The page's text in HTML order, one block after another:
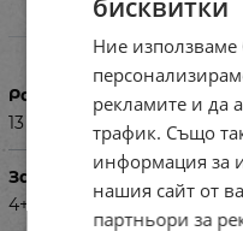
Размери в см
13
За деца на възраст
4+
Ние използваме
рекламите и да
трафик. Също
информация за
нашия сайт от
партньори за